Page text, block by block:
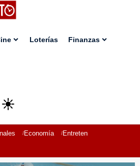
Loterías Finanzas
Economía Entretenimiento